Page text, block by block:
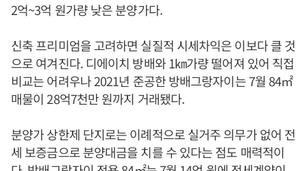
2억~3억 원가량 낮은 분양가다.
신축 프리미엄을 고려하면 실질적 시세차익은 이보다 클 것
으로 여겨진다. 디에이치 방배와 1㎞가량 떨어져 있어 직접
비교는 어려우나 2021년 준공한 방배그랑자이는 7월 84㎡
매물이 28억7천만 원까지 거래됐다.
분양가 상한제 단지로는 이례적으로 실거주 의무가 없어 전
세 보증금으로 분양대금을 치를 수 있다는 점도 매력적이